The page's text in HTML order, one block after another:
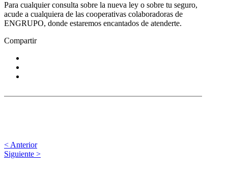
Para cualquier consulta sobre la nueva ley o sobre tu seguro,
acude a cualquiera de las cooperativas colaboradoras de
ENGRUPO, donde estaremos encantados de atenderte.
Compartir
< Anterior
Siguiente >